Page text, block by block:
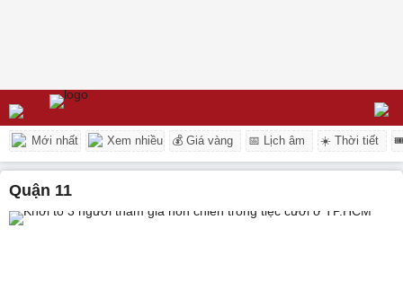
Mới nhất Xem nhiều 💰 Giá vàng 📅 Lịch âm ☀️ Thời tiết
quận 11